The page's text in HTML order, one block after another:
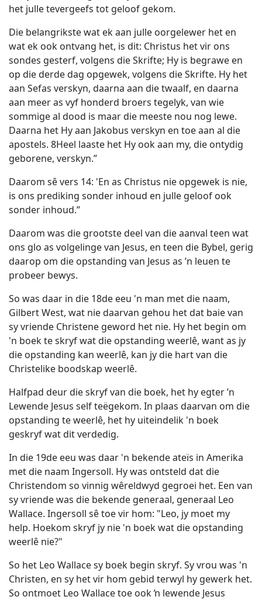
het julle tevergeefs tot geloof gekom.
Die belangrikste wat ek aan julle oorgelewer het en
wat ek ook ontvang het, is dit: Christus het vir ons
sondes gesterf, volgens die Skrifte; Hy is begrawe en
op die derde dag opgewek, volgens die Skrifte. Hy het
aan Sefas verskyn, daarna aan die twaalf, en daarna
aan meer as vyf honderd broers tegelyk, van wie
sommige al dood is maar die meeste nou nog lewe.
Daarna het Hy aan Jakobus verskyn en toe aan al die
apostels. 8Heel laaste het Hy ook aan my, die ontydig
geborene, verskyn.”
Daarom sê vers 14: 'En as Christus nie opgewek is nie,
is ons prediking sonder inhoud en julle geloof ook
sonder inhoud.”
Daarom was die grootste deel van die aanval teen wat
ons glo as volgelinge van Jesus, en teen die Bybel, gerig
daarop om die opstanding van Jesus as ’n leuen te
probeer bewys.
So was daar in die 18de eeu 'n man met die naam,
Gilbert West, wat nie daarvan gehou het dat baie van
sy vriende Christene geword het nie. Hy het begin om
'n boek te skryf wat die opstanding weerlê, want as jy
die opstanding kan weerlê, kan jy die hart van die
Christelike boodskap weerlê.
Halfpad deur die skryf van die boek, het hy egter ’n
Lewende Jesus self teëgekom. In plaas daarvan om die
opstanding te weerlê, het hy uiteindelik 'n boek
geskryf wat dit verdedig.
In die 19de eeu was daar 'n bekende ateïs in Amerika
met die naam Ingersoll. Hy was ontsteld dat die
Christendom so vinnig wêreldwyd gegroei het. Een van
sy vriende was die bekende generaal, generaal Leo
Wallace. Ingersoll sê toe vir hom: "Leo, jy moet my
help. Hoekom skryf jy nie 'n boek wat die opstanding
weerlê nie?"
So het Leo Wallace sy boek begin skryf. Sy vrou was 'n
Christen, en sy het vir hom gebid terwyl hy gewerk het.
So ontmoet Leo Wallace toe ook ŉ lewende Jesus